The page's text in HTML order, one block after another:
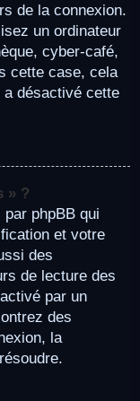
de la connexion.
un ordinateur
cyber-café,
cette case, cela
a désactivé cette
» ?
phpBB qui
et votre
des
de lecture des
par un
des
la